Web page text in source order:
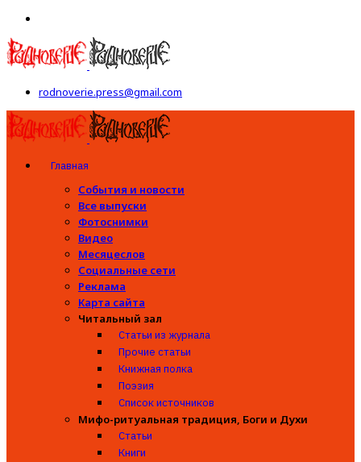
rodnoverie.press@gmail.com
Главная
События и новости
Все выпуски
Фотоснимки
Видео
Месяцеслов
Социальные сети
Реклама
Карта сайта
Читальный зал
Статьи из журнала
Прочие статьи
Книжная полка
Поэзия
Список источников
Мифо-ритуальная традиция, Боги и Духи
Статьи
Книги